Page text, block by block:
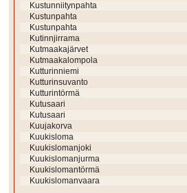
Kustunniitynpahta
Kustunpahta
Kustunpahta
Kutinnjirrama
Kutmaakajärvet
Kutmaakalompola
Kutturinniemi
Kutturinsuvanto
Kutturintörmä
Kutusaari
Kutusaari
Kuujakorva
Kuukisloma
Kuukislomanjoki
Kuukislomanjurma
Kuukislomantörmä
Kuukislomanvaara